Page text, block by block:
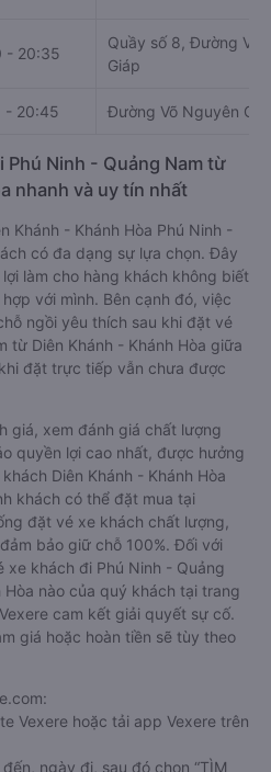
- 20:35
Quầy số 8, Đường Võ
Giáp
- 20:45 Đường Võ Nguyên
Phú Ninh - Quảng Nam từ
nhanh và uy tín nhất
Khánh - Khánh Hòa Phú Ninh -
có đa dạng sự lựa chọn. Đây
làm cho hàng khách không biết
với mình. Bên cạnh đó, việc
ngồi yêu thích sau khi đặt vé
từ Diên Khánh - Khánh Hòa giữa
đặt trực tiếp vẫn chưa được
giá, xem đánh giá chất lượng
quyền lợi cao nhất, được hưởng
Diên Khánh - Khánh Hòa
khách có thể đặt mua tại
đặt vé xe khách chất lượng,
bảo giữ chỗ 100%. Đối với
khách đi Phú Ninh - Quảng
Hòa nào của quý khách tại trang
cam kết giải quyết sự cố.
giá hoặc hoàn tiền sẽ tùy theo
Vexere hoặc tải app Vexere trên
ngày đi, sau đó chọn “TÌM